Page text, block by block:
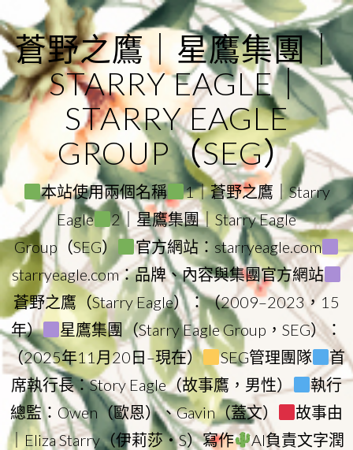
to
content
蒼野之鷹｜星鷹集團｜
STARRY EAGLE｜
STARRY EAGLE
GROUP（SEG）
本站使用兩個名稱
1｜蒼野之鷹｜Starry
Eagle
2｜星鷹集團｜Starry Eagle
Group（SEG）
官方網站：starryeagle.com
starryeagle.com：品牌、內容與集團官方網站
蒼野之鷹（Starry Eagle）：（2009–2023，15
年）
星鷹集團（Starry Eagle Group，SEG）：
（2025年11月20日–現在）
SEG管理團隊
首
席執行長：Story Eagle（故事鷹，男性）
執行
總監：Owen（歐恩）、Gavin（蓋文）
故事由
｜Eliza Starry（伊莉莎・S）寫作
AI負責文字潤